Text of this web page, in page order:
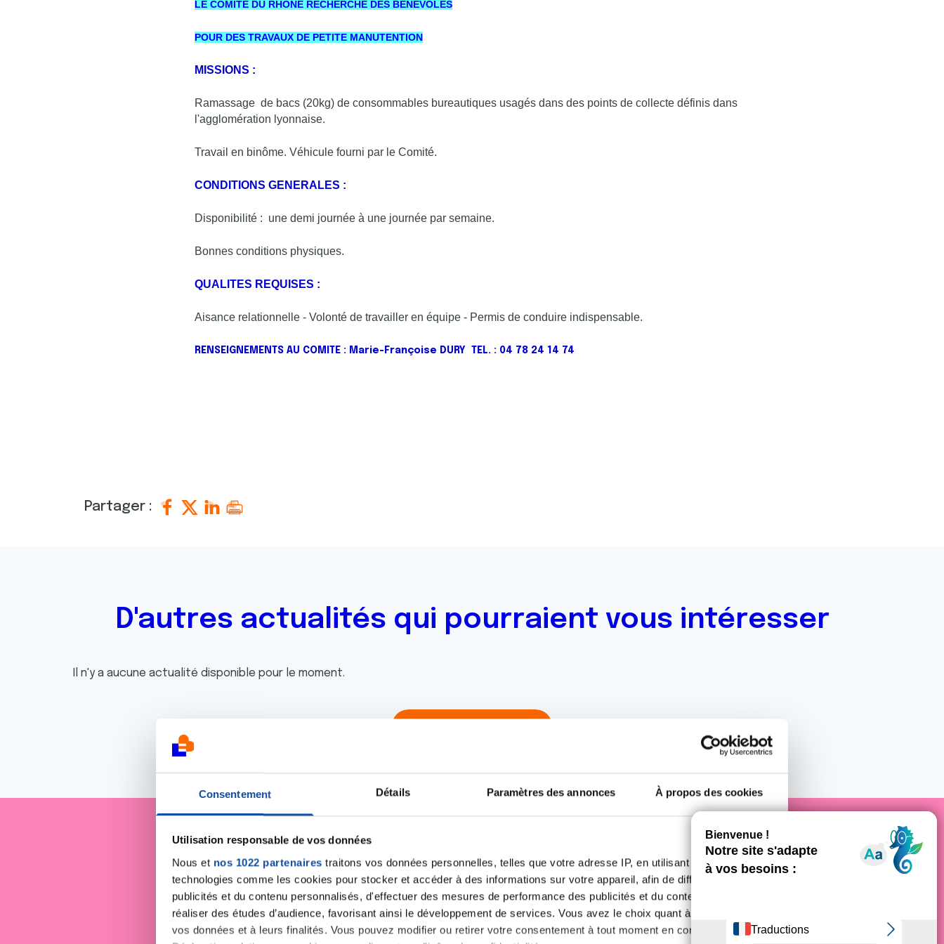
Consentement Détails Paramètres des annonces À propos des cookies
Utilisation responsable de vos données
Nous et nos 1022 partenaires traitons vos données personnelles, telles que votre adresse IP, en utilisant des
technologies comme les cookies pour stocker et accéder à des informations sur votre appareil, afin de diffuser des
publicités et du contenu personnalisés, d'effectuer des mesures de performance des publicités et du contenu, ainsi que de
réaliser des études d’audience, favorisant ainsi le développement de services. Vous avez le choix quant à l'utilisation de
vos données et à leurs finalités. Vous pouvez modifier ou retirer votre consentement à tout moment en consultant la
LE COMITE DU RHONE RECHERCHE DES BENEVOLES
POUR DES TRAVAUX DE PETITE MANUTENTION
MISSIONS :
Ramassage de bacs (20kg) de consommables bureautiques usagés dans des points de collecte définis dans
l'agglomération lyonnaise.
Travail en binôme. Véhicule fourni par le Comité.
CONDITIONS GENERALES :
Disponibilité : une demi journée à une journée par semaine.
Bonnes conditions physiques.
QUALITES REQUISES :
Aisance relationnelle - Volonté de travailler en équipe - Permis de conduire indispensable.
RENSEIGNEMENTS AU COMITE : Marie-Françoise DURY TEL. : 04 78 24 14 74
Partager :
D'autres actualités qui pourraient vous intéresser
Il n'y a aucune actualité disponible pour le moment.
Je soutiensLa Ligue contre le cancer